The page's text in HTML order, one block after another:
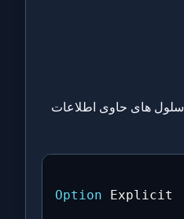
سلول های حاوی اطلاعات
Option Explicit